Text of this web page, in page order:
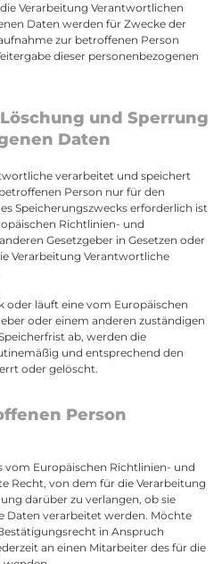
Verarbeitung Verantwortlichen
Daten werden für Zwecke der
zur betroffenen Person
dieser personenbezogenen
und Sperrung
Daten
verarbeitet und speichert
Person nur für den
Speicherungszwecks erforderlich ist
Richtlinien- und
Gesetzgeber in Gesetzen oder
Verarbeitung Verantwortliche
oder läuft eine vom Europäischen
oder einem anderen zuständigen
ab, werden die
und entsprechend den
oder gelöscht.
Person
vom Europäischen Richtlinien- und
Recht, von dem für die Verarbeitung
darüber zu verlangen, ob sie
Daten verarbeitet werden. Möchte
in Anspruch
an einen Mitarbeiter des für die